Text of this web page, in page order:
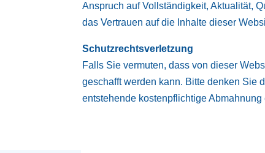
Anspruch auf Vollständigkeit, Aktualität,
das Vertrauen auf die Inhalte dieser
Schutzrechtsverletzung
Falls Sie vermuten, dass von dieser
geschafft werden kann. Bitte denken Sie
entstehende kostenpflichtige